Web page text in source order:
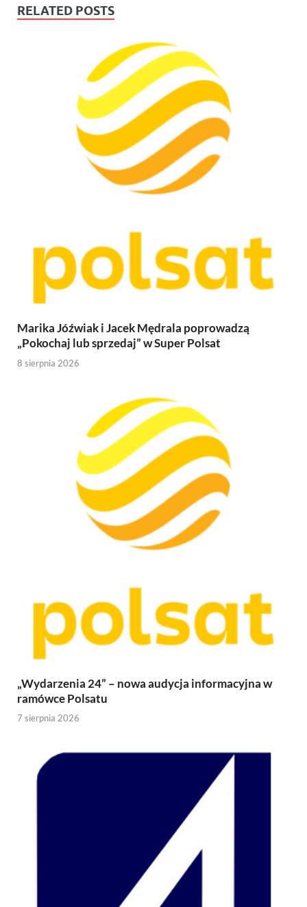
RELATED POSTS
Marika Jóźwiak i Jacek Mędrala poprowadzą
„Pokochaj lub sprzedaj” w Super Polsat
8 sierpnia 2026
„Wydarzenia 24” – nowa audycja informacyjna w
ramówce Polsatu
7 sierpnia 2026